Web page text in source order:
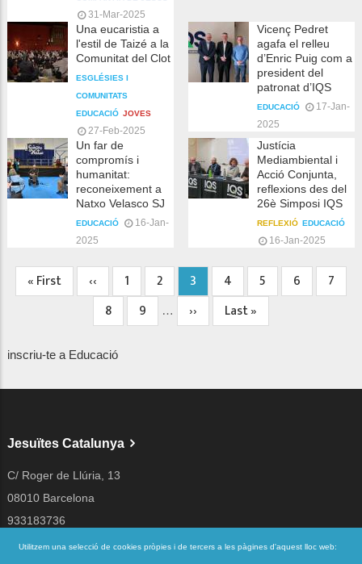
31-Mar-2025
Una eucaristia a
l'estil de Taizé a la
Comunitat del Clot
ESGLÉSIES I
COMUNITATS
EDUCACIÓ JOVES
27-Feb-2025
Vicenç Pedret
agafa el relleu
d’Enric Puig com a
president del
patronat d’IQS
EDUCACIÓ
17-Jan-
2025
Un far de
compromís i
humanitat:
reconeixement a
Natxo Velasco SJ
EDUCACIÓ
16-Jan-
2025
Justícia
Mediambiental i
Acció Conjunta,
reflexions des del
26è Simposi IQS
REFLEXIÓ EDUCACIÓ
16-Jan-2025
Paginació
Primera
pàgina
« First
Pàgina
anterior
‹‹ Page
1 Page
2
Pàgina
actual
3 Page
4 Page
5 Page
6 Page
7
Page
8 Page
9 …
Pàgina
següent
››
Última
pàgina
Last »
inscriu-te a Educació
Jesuïtes Catalunya
C/ Roger de Llúria, 13
08010 Barcelona
933183736
jesuites@jesuites.net
Utilitzem una selecció de cookies pròpies i de tercers a les pàgines d'aquest lloc web: